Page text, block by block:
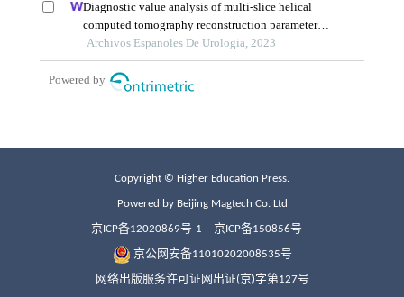
Copyright © Higher Education Press.
Powered by Beijing Magtech Co. Ltd
京ICP备12020869号-1 京ICP备150856号
京公网安备11010202008535号
网络出版服务许可证网出证(京)字第127号